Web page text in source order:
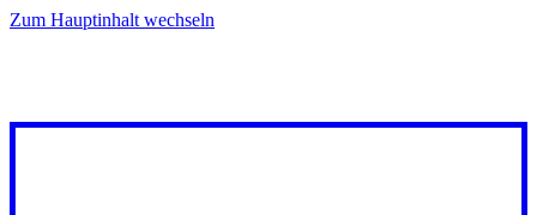
Zum Hauptinhalt wechseln